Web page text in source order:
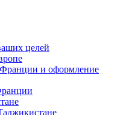
целей
и оформление